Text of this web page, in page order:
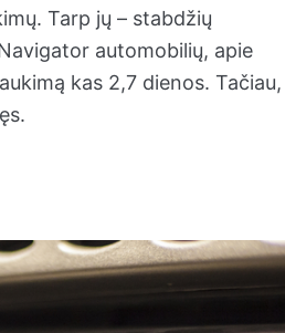
Tarp jų – stabdžių
automobilių, apie
kas 2,7 dienos. Tačiau,